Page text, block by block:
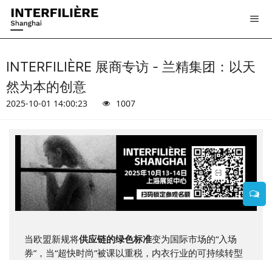
INTERFILIÈRE 展商专访 - 兰精集团：以天
然为本的创意
2025-10-01 14:00:23 1007
当欧盟新规将供应链的绿色标准变为国际市场的“入场
券”，当“超快时尚”被课以重税，内衣行业的可持续转型